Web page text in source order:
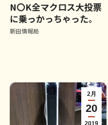
N〇K全マクロス大投票
に乗っかっちゃった。
新田情報局
2月
20